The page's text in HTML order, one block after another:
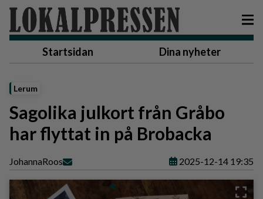
Startsidan Dina nyheter
Lerum
Sagolika julkort från Gråbo
har flyttat in på Brobacka
JohannaRoos 2025-12-14 19:35